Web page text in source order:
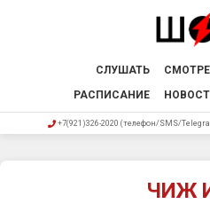
СЛУШАТЬ
РАСПИСАНИЕ
+7(921)326-2020 (телефон/SMS/
ЧИЖ